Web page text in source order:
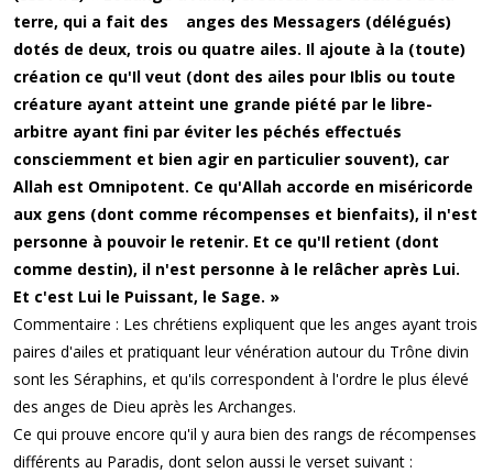
terre, qui a fait des anges des Messagers (délégués)
dotés de deux, trois ou quatre ailes. Il ajoute à la (toute)
création ce qu'Il veut (dont des ailes pour Iblis ou toute
créature ayant atteint une grande piété par le libre-
arbitre ayant fini par éviter les péchés effectués
consciemment et bien agir en particulier souvent), car
Allah est Omnipotent. Ce qu'Allah accorde en miséricorde
aux gens (dont comme récompenses et bienfaits), il n'est
personne à pouvoir le retenir. Et ce qu'Il retient (dont
comme destin), il n'est personne à le relâcher après Lui.
Et c'est Lui le Puissant, le Sage. »
Commentaire : Les chrétiens expliquent que les anges ayant trois
paires d'ailes et pratiquant leur vénération autour du Trône divin
sont les Séraphins, et qu'ils correspondent à l'ordre le plus élevé
des anges de Dieu après les Archanges.
Ce qui prouve encore qu'il y aura bien des rangs de récompenses
différents au Paradis, dont selon aussi le verset suivant :